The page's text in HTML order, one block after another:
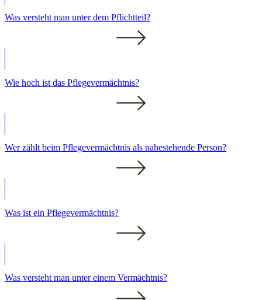
Was versteht man unter dem Pflichtteil?
Wie hoch ist das Pflegevermächtnis?
Wer zählt beim Pflegevermächtnis als nahestehende Person?
Was ist ein Pflegevermächtnis?
Was versteht man unter einem Vermächtnis?